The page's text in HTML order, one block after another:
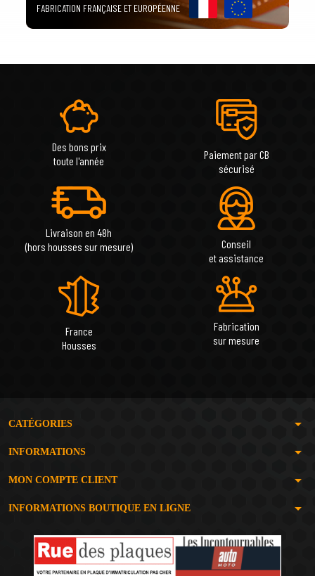
FABRICATION FRANÇAISE ET EUROPÉENNE
Des bons prix
toute l'année
Paiement par CB
sécurisé
Livraison en 48h
(hors housses sur mesure)
Conseil
et assistance
France
Housses
Fabrication
sur mesure
CATÉGORIES arrow_drop_down
INFORMATIONS arrow_drop_down
MON COMPTE CLIENT arrow_drop_down
INFORMATIONS BOUTIQUE EN LIGNE arrow_drop_down